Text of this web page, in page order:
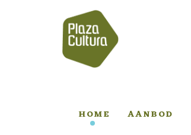
HOME AANBOD